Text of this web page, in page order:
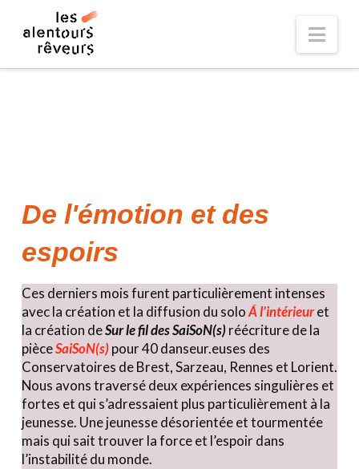
De l'émotion et des
espoirs
Ces derniers mois furent particulièrement intenses
avec la création et la diffusion du soloÁ l’intérieuret
la création deSur le fil des SaiSoN(s)réécriture de la
pièceSaiSoN(s)pour 40 danseur.euses des
Conservatoires de Brest, Sarzeau, Rennes et Lorient.
Nous avons traversé deux expériences singulières et
fortes et qui s’adressaient plus particulièrement à la
jeunesse. Une jeunesse désorientée et tourmentée
mais qui sait trouver la force et l’espoir dans
l’instabilité du monde.